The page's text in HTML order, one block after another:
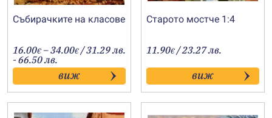
Събирачките на класове
16.00€ –34.00€Price
range:
16.00€
through
34.00€
/ 31.29 лв.
- 66.50 лв.
виж
Старото мостче 1:4
11.90€ / 23.27 лв.
виж